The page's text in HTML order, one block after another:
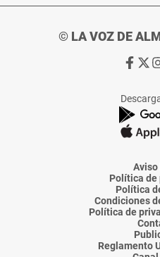
© LA VOZ DE
Ir
de
La
Voz
Ir
Aviso
Política de
Política
Condiciones
Política de
Reglamento